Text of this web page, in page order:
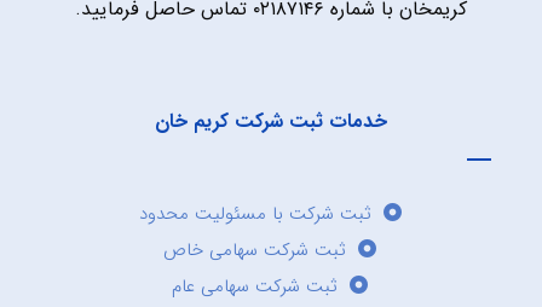
کریمخان با شماره ۰۲۱۸۷۱۴۶ تماس حاصل فرمایید.
خدمات ثبت شرکت کریم خان
ثبت شرکت با مسئولیت محدود
ثبت شرکت سهامی خاص
ثبت شرکت سهامی عام